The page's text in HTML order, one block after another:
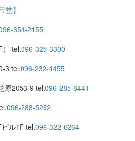
354-2155
tel.096-325-3300
3 tel.096-232-4455
原2053-9 tel.096-285-8441
096-288-5252
ル1F tel.096-322-6264